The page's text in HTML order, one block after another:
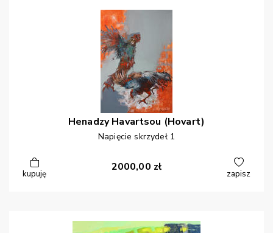
Henadzy Havartsou (Hovart)
Napięcie skrzydeł 1
kupuję
2000,00 zł
zapisz